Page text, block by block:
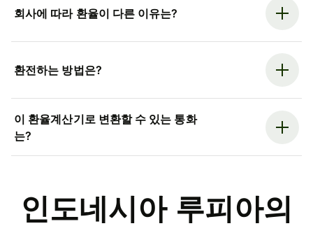
회사에 따라 환율이 다른 이유는?
환전하는 방법은?
이 환율계산기로 변환할 수 있는 통화
는?
인도네시아 루피아의